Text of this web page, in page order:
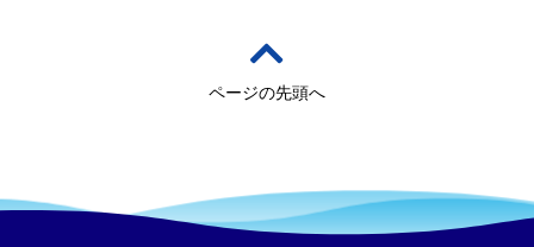
ページの先頭へ